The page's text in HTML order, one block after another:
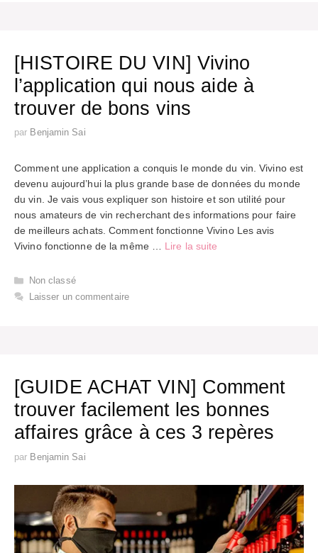
[HISTOIRE DU VIN] Vivino
l’application qui nous aide à
trouver de bons vins
par Benjamin Sai
Comment une application a conquis le monde du vin. Vivino est
devenu aujourd’hui la plus grande base de données du monde
du vin. Je vais vous expliquer son histoire et son utilité pour
nous amateurs de vin recherchant des informations pour faire
de meilleurs achats. Comment fonctionne Vivino Les avis
Vivino fonctionne de la même … Lire la suite
Catégories
Non classé
Laisser un commentaire
[GUIDE ACHAT VIN] Comment
trouver facilement les bonnes
affaires grâce à ces 3 repères
par Benjamin Sai